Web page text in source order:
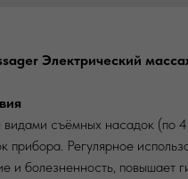
Электрический
съёмных насадок
прибора. Регулярное
и болезненность, повышает